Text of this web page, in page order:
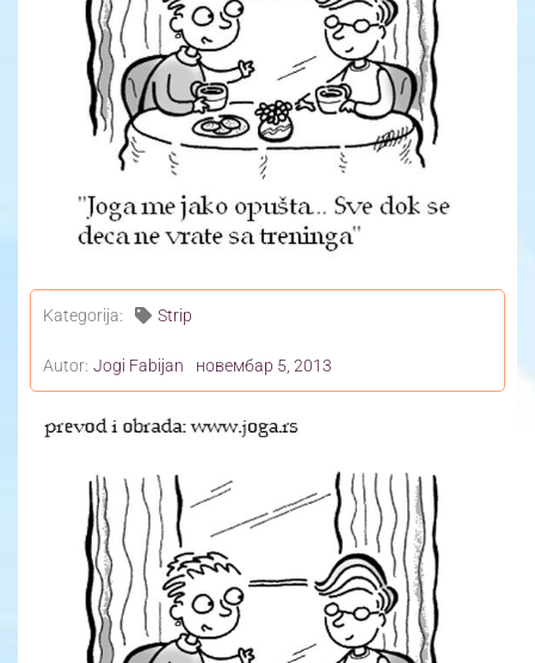
Yoga Travel
Blog
Joga
Kontakt
Kategorija: Strip
Autor: Jogi Fabijan новембар 5, 2013